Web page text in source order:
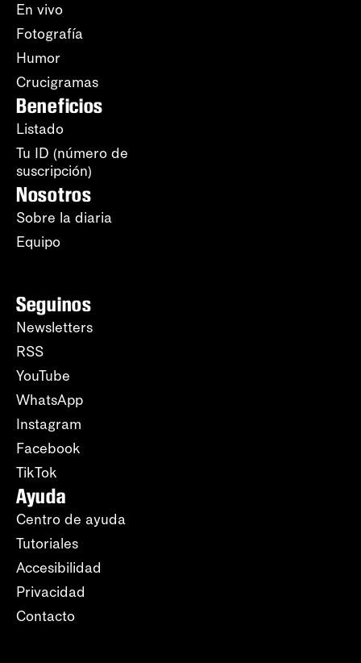
En vivo
Fotografía
Humor
Crucigramas
Beneficios
Listado
Tu ID (número de
suscripción)
Nosotros
Sobre la diaria
Equipo
Seguinos
Newsletters
RSS
YouTube
WhatsApp
Instagram
Facebook
TikTok
Ayuda
Centro de ayuda
Tutoriales
Accesibilidad
Privacidad
Contacto